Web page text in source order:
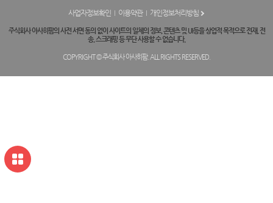
사업자정보확인 이용약관 개인정보처리방침
주식회사 아사히팜의 사전 서면 동의 없이 사이트의 일체의 정보, 콘텐츠 및 UI등을 상업적 목적으로 전재, 전
송, 스크래핑 등 무단 사용할 수 없습니다.
COPYRIGHT © 주식회사 아사히팜. ALL RIGHTS RESERVED.